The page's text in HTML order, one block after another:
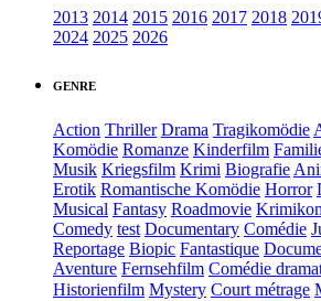
2013 2014 2015 2016 2017 2018
2024 2025 2026
GENRE
Action Thriller Drama Tragikomödie
Komödie Romanze Kinderfilm
Musik Kriegsfilm Krimi Biografie
Erotik Romantische Komödie Horror
Musical Fantasy Roadmovie
Comedy test Documentary Comédie
Reportage Biopic Fantastique
Aventure Fernsehfilm Comédie
Historienfilm Mystery Court métrage